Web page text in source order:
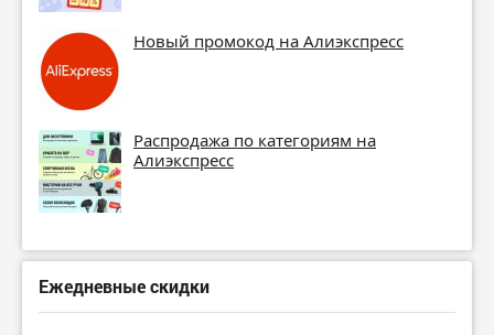
Новый промокод на Алиэкспресс
Распродажа по категориям на
Алиэкспресс
Ежедневные скидки